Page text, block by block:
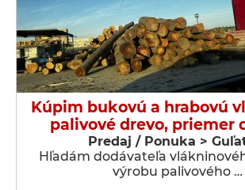
Kúpim bukovú a hrabovú
palivové drevo, priemer
Predaj / Ponuka >
Hľadám dodávateľa
výrobu palivového …